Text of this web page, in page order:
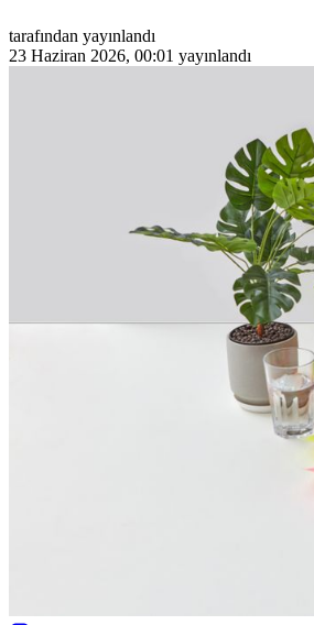
tarafından yayınlandı
23 Haziran 2026, 00:01 yayınlandı